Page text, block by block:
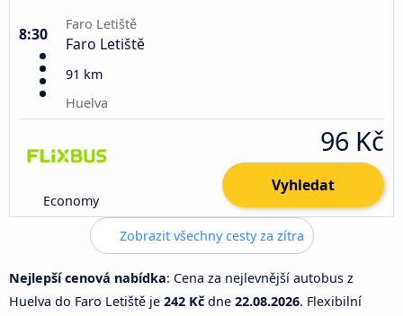
8:30
Faro Letiště
Faro Letiště
91 km
Huelva
Economy
96 Kč
Vyhledat
Zobrazit všechny cesty za zítra
Nejlepší cenová nabídka: Cena za nejlevnější autobus z
Huelva do Faro Letiště je 242 Kč dne 22.08.2026. Flexibilní